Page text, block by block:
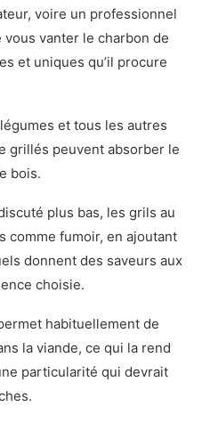
voire un professionnel
vanter le charbon de
et uniques qu’il procure
et tous les autres
grillés peuvent absorber le
bois.
plus bas, les grils au
comme fumoir, en ajoutant
donnent des saveurs aux
choisie.
habituellement de
la viande, ce qui la rend
particularité qui devrait